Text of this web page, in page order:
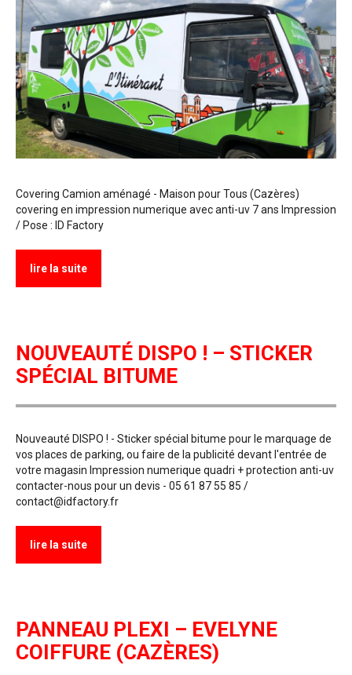
Covering Camion aménagé - Maison pour Tous (Cazères)
covering en impression numerique avec anti-uv 7 ans Impression
/ Pose : ID Factory
lire la suite
NOUVEAUTÉ DISPO ! – STICKER
SPÉCIAL BITUME
Nouveauté DISPO ! - Sticker spécial bitume pour le marquage de
vos places de parking, ou faire de la publicité devant l'entrée de
votre magasin Impression numerique quadri + protection anti-uv
contacter-nous pour un devis - 05 61 87 55 85 /
contact@idfactory.fr
lire la suite
PANNEAU PLEXI – EVELYNE
COIFFURE (CAZÈRES)